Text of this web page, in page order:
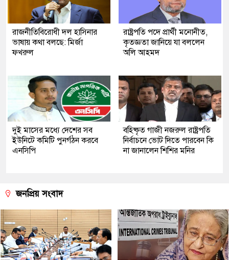
রাজনীতিবিরোধী দল হাসিনার
ভাষায় কথা বলছে: মির্জা
ফখরুল
রাষ্ট্রপতি পদে প্রার্থী মনোনীত,
কৃতজ্ঞতা জানিয়ে যা বললেন
অলি আহমদ
দুই মাসের মধ্যে দেশের সব
ইউনিটে কমিটি পুনর্গঠন করবে
এনসিপি
বহিষ্কৃত গাজী নজরুল রাষ্ট্রপতি
নির্বাচনে ভোট দিতে পারবেন কি
না জানালেন শিশির মনির
জনপ্রিয় সংবাদ